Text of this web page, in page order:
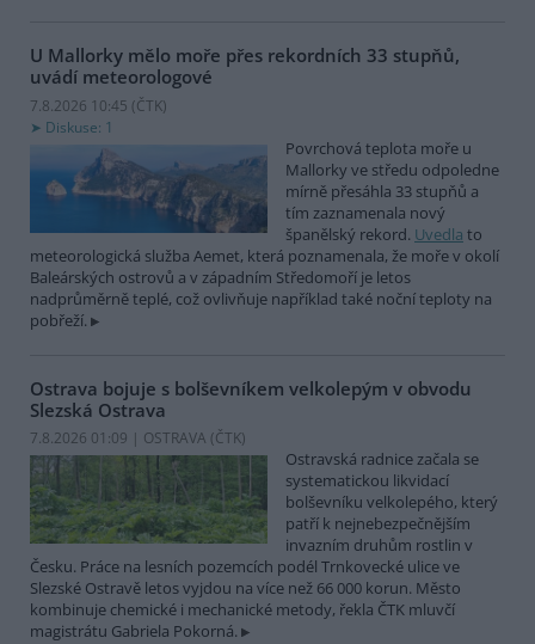
U Mallorky mělo moře přes rekordních 33 stupňů,
uvádí meteorologové
7.8.2026 10:45 (ČTK)
Diskuse: 1
Povrchová teplota moře u
Mallorky ve středu odpoledne
mírně přesáhla 33 stupňů a
tím zaznamenala nový
španělský rekord. Uvedla to
meteorologická služba Aemet, která poznamenala, že moře v okolí
Baleárských ostrovů a v západním Středomoří je letos
nadprůměrně teplé, což ovlivňuje například také noční teploty na
pobřeží.
Ostrava bojuje s bolševníkem velkolepým v obvodu
Slezská Ostrava
7.8.2026 01:09 | OSTRAVA (ČTK)
Ostravská radnice začala se
systematickou likvidací
bolševníku velkolepého, který
patří k nejnebezpečnějším
invazním druhům rostlin v
Česku. Práce na lesních pozemcích podél Trnkovecké ulice ve
Slezské Ostravě letos vyjdou na více než 66 000 korun. Město
kombinuje chemické i mechanické metody, řekla ČTK mluvčí
magistrátu Gabriela Pokorná.